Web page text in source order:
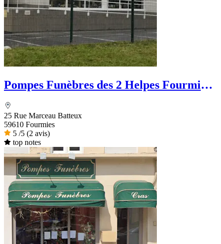
Pompes Funèbres des 2 Helpes Fourmies
25 Rue Marceau Batteux
59610 Fourmies
5 /5 (2 avis)
top notes